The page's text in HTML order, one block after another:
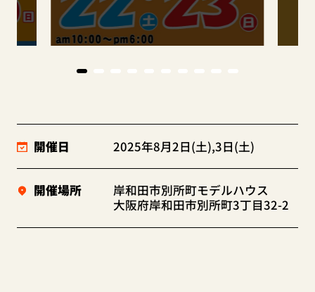
開催日 2025年8月2日(土),3日(土)
開催場所
岸和田市別所町モデルハウス
大阪府岸和田市別所町3丁目32-2